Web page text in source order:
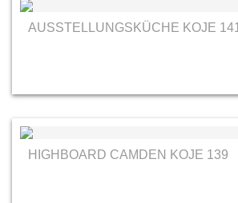
AUSSTELLUNGSKÜCHE KOJE 141
HIGHBOARD CAMDEN KOJE 139